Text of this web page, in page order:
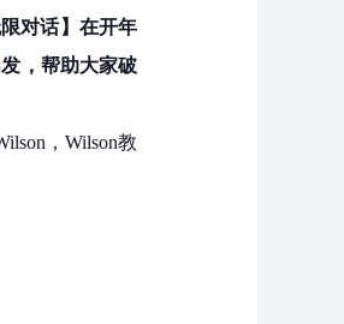
限对话】在开年
，帮助大家破
，Wilson教